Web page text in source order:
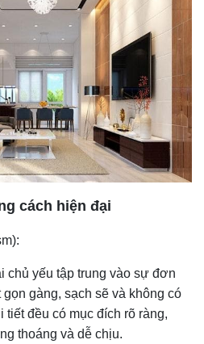
cách hiện đại
chủ yếu tập trung vào sự đơn
gàng, sạch sẽ và không có
tiết đều có mục đích rõ ràng,
thoáng và dễ chịu.